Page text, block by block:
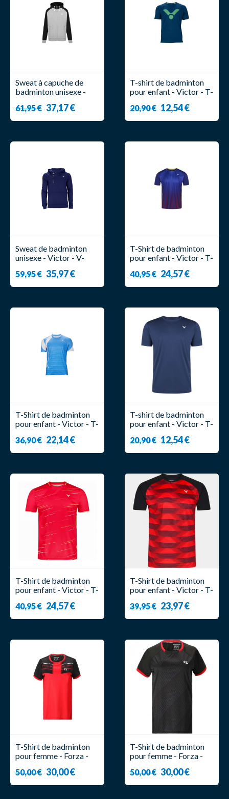
Sweat à capuche de
badminton unisexe -
61,95 € 37,17 €
T-shirt de badminton
pour enfant - Victor - T-
20,90 € 12,54 €
Sweat de badminton
unisexe - Victor - V-
59,95 € 35,97 €
T-Shirt de badminton
pour enfant - Victor - T-
40,95 € 24,57 €
T-Shirt de badminton
pour enfant - Victor - T-
36,90 € 22,14 €
T-shirt de badminton
pour enfant - Victor - T-
20,90 € 12,54 €
T-Shirt de badminton
pour enfant - Victor - T-
40,95 € 24,57 €
T-Shirt de badminton
pour enfant - Victor - T-
39,95 € 23,97 €
T-Shirt de badminton
pour femme - Forza -
50,00 € 30,00 €
T-Shirt de badminton
pour femme - Forza -
50,00 € 30,00 €